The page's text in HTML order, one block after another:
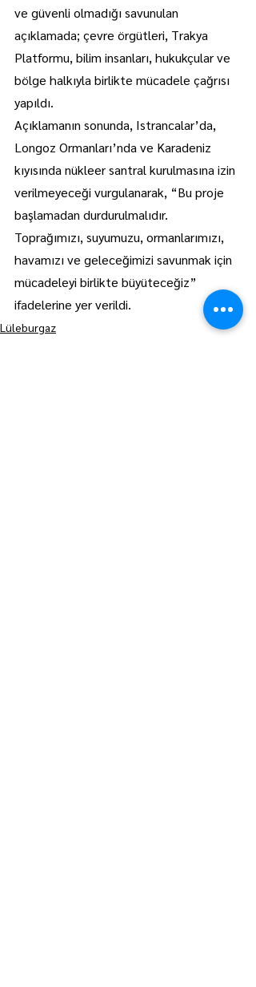
ve güvenli olmadığı savunulan
açıklamada; çevre örgütleri, Trakya
Platformu, bilim insanları, hukukçular ve
bölge halkıyla birlikte mücadele çağrısı
yapıldı.
Açıklamanın sonunda, Istrancalar’da,
Longoz Ormanları’nda ve Karadeniz
kıyısında nükleer santral kurulmasına izin
verilmeyeceği vurgulanarak, “Bu proje
başlamadan durdurulmalıdır.
Toprağımızı, suyumuzu, ormanlarımızı,
havamızı ve geleceğimizi savunmak için
mücadeleyi birlikte büyüteceğiz”
ifadelerine yer verildi.
Lüleburgaz